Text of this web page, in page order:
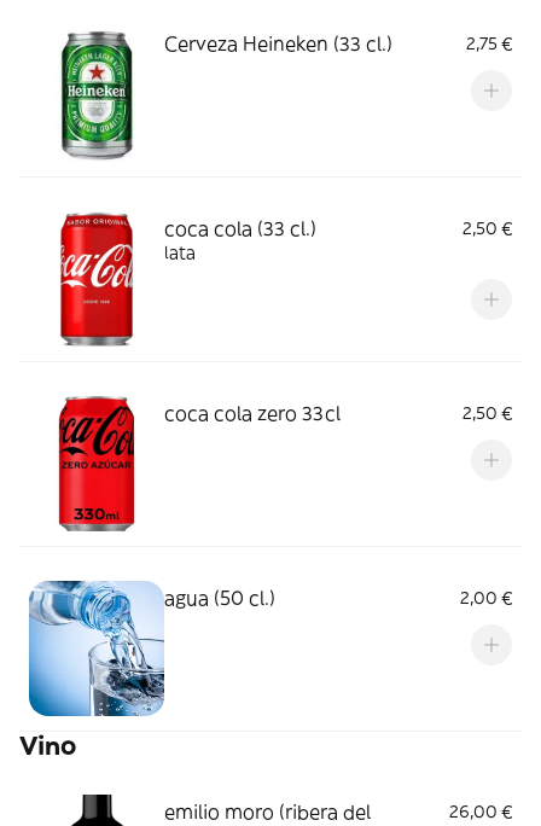
Cerveza Heineken (33 cl.) 2,75 €
coca cola (33 cl.)
2,50 €
lata
coca cola zero 33cl 2,50 €
agua (50 cl.) 2,00 €
Vino
emilio moro (ribera del
26,00 €